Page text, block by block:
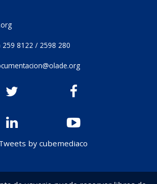
259 8122 / 2598 280
by cubemediaco